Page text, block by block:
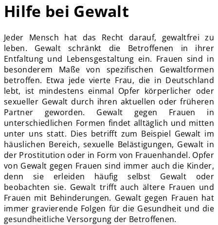
Hilfe bei Gewalt
Jeder Mensch hat das Recht darauf, gewaltfrei zu
leben. Gewalt schränkt die Betroffenen in ihrer
Entfaltung und Lebensgestaltung ein. Frauen sind in
besonderem Maße von spezifischen Gewaltformen
betroffen. Etwa jede vierte Frau, die in Deutschland
lebt, ist mindestens einmal Opfer körperlicher oder
sexueller Gewalt durch ihren aktuellen oder früheren
Partner geworden. Gewalt gegen Frauen in
unterschiedlichen Formen findet alltäglich und mitten
unter uns statt. Dies betrifft zum Beispiel Gewalt im
häuslichen Bereich, sexuelle Belästigungen, Gewalt in
der Prostitution oder in Form von Frauenhandel. Opfer
von Gewalt gegen Frauen sind immer auch die Kinder,
denn sie erleiden häufig selbst Gewalt oder
beobachten sie. Gewalt trifft auch ältere Frauen und
Frauen mit Behinderungen. Gewalt gegen Frauen hat
immer gravierende Folgen für die Gesundheit und die
gesundheitliche Versorgung der Betroffenen.